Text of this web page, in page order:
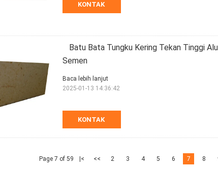
KONTAK
Batu Bata Tungku Kering Tekan Tinggi
Semen
KONTAK
Baca lebih lanjut
2025-01-13 14:36:42
Page 7 of 59 |< << 2 3 4 5 6 7 8